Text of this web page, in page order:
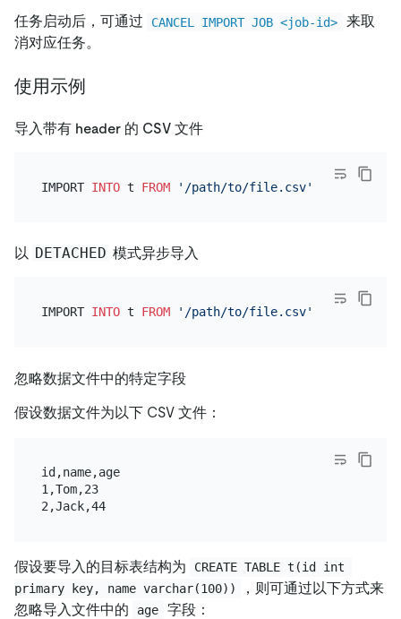
任务启动后，可通过 CANCEL IMPORT JOB <job-id>
来取
消对应任务。
使用示例
导入带有 header 的 CSV 文件
IMPORT INTO t FROM '/path/to/file.csv'
以 DETACHED 模式异步导入
IMPORT INTO t FROM '/path/to/file.csv'
忽略数据文件中的特定字段
假设数据文件为以下 CSV 文件：
id,name,age
1,Tom,23
2,Jack,44
假设要导入的目标表结构为
CREATE TABLE t(id int
primary key, name varchar(100))
，则可通过以下方式来
忽略导入文件中的
age 字段：